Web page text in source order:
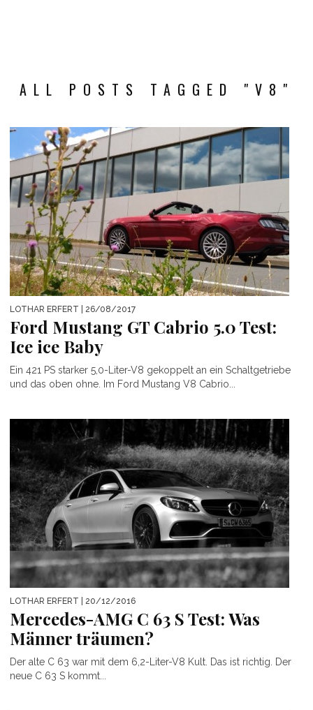
ALL POSTS TAGGED "V8"
LOTHAR ERFERT | 26/08/2017
Ford Mustang GT Cabrio 5.0 Test:
Ice ice Baby
Ein 421 PS starker 5,0-Liter-V8 gekoppelt an ein Schaltgetriebe
und das oben ohne. Im Ford Mustang V8 Cabrio...
LOTHAR ERFERT | 20/12/2016
Mercedes-AMG C 63 S Test: Was
Männer träumen?
Der alte C 63 war mit dem 6,2-Liter-V8 Kult. Das ist richtig. Der
neue C 63 S kommt...